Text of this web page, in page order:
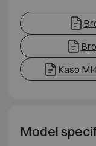
Kaso
Model